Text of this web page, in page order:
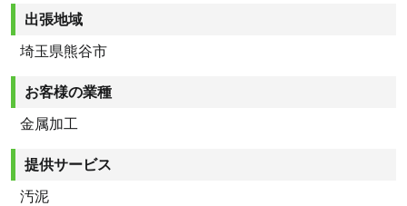
出張地域
埼玉県熊谷市
お客様の業種
金属加工
提供サービス
汚泥